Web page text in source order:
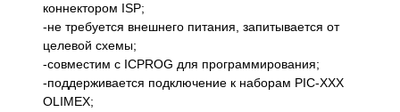
коннектором ISP;
-не требуется внешнего питания, запитывается от
целевой схемы;
-совместим с ICPROG для программирования;
-поддерживается подключение к наборам PIC-XXX
OLIMEX;